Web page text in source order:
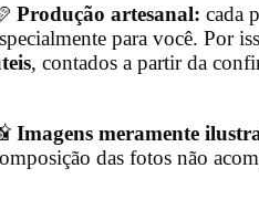
Produção artesanal: cada
para você. Por
, contados a partir da
Imagens meramente
das fotos não